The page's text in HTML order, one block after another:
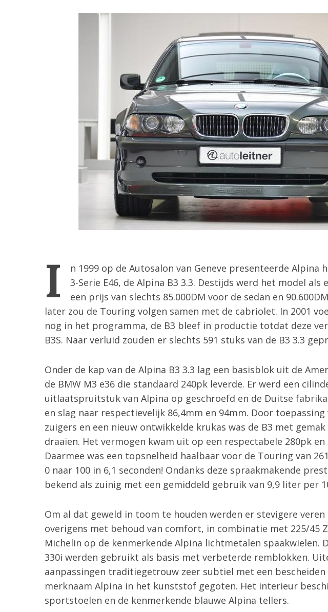
I
n 1999 op de Autosalon van Geneve presenteerde Alpina
3-Serie E46, de Alpina B3 3.3. Destijds werd het model als
een prijs van slechts 85.000DM voor de sedan en
later zou de Touring volgen samen met de cabriolet. In 2001
nog in het programma, de B3 bleef in productie totdat deze
B3S. Naar verluid zouden er slechts 591 stuks van de B3 3.3
Onder de kap van de Alpina B3 3.3 lag een basisblok uit de
de BMW M3 e36 die standaard 240pk leverde. Er werd een
uitlaatspruitstuk van Alpina op geschroefd en de Duitse
en slag naar respectievelijk 86,4mm en 94mm. Door
zuigers en een nieuw ontwikkelde krukas was de B3 met
draaien. Het vermogen kwam uit op een respectabele 280pk en
Daarmee was een topsnelheid haalbaar voor de Touring van
0 naar 100 in 6,1 seconden! Ondanks deze spraakmakende
bekend als zuinig met een gemiddeld gebruik van 9,9 liter per
Om al dat geweld in toom te houden werden er stevigere
overigens met behoud van comfort, in combinatie met 225/45
Michelin op de kenmerkende Alpina lichtmetalen spaakwielen.
330i werden gebruikt als basis met verbeterde remblokken.
aanpassingen traditiegetrouw zeer subtiel met een
merknaam Alpina in het kunststof gegoten. Het interieur
sportstoelen en de kenmerkende blauwe Alpina tellers.
e
a
r
c
h
f
r
: